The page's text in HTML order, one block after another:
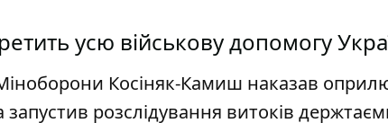
усю військову допомогу
Косіняк-Камиш наказав
запустив розслідування витоків